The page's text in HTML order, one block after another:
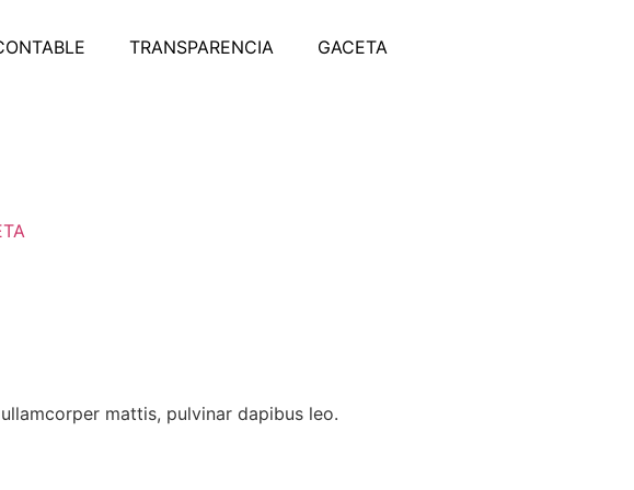
TRANSPARENCIA GACETA
mattis, pulvinar dapibus leo.